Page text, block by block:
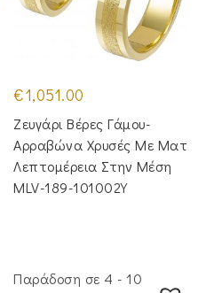
€1,051.00
Ζευγάρι Βέρες Γάμου-
Αρραβώνα Χρυσές Με Ματ
Λεπτομέρεια Στην Μέση
MLV-189-101002Y
Παράδοση σε 4 - 10